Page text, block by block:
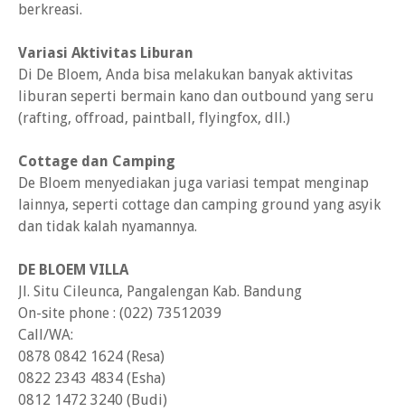
berkreasi.
Variasi Aktivitas Liburan
Di De Bloem, Anda bisa melakukan banyak aktivitas
liburan seperti bermain kano dan outbound yang seru
(rafting, offroad, paintball, flyingfox, dll.)
Cottage dan Camping
De Bloem menyediakan juga variasi tempat menginap
lainnya, seperti cottage dan camping ground yang asyik
dan tidak kalah nyamannya.
DE BLOEM VILLA
Jl. Situ Cileunca, Pangalengan Kab. Bandung
On-site phone : (022) 73512039
Call/WA:
0878 0842 1624 (Resa)
0822 2343 4834 (Esha)
0812 1472 3240 (Budi)